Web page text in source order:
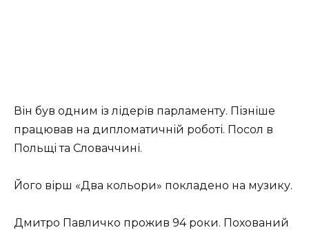
Він був одним із лідерів парламенту. Пізніше
працював на дипломатичній роботі. Посол в
Польщі та Словаччині.
Його вірш «Два кольори» покладено на музику.
Дмитро Павличко прожив 94 роки. Похований